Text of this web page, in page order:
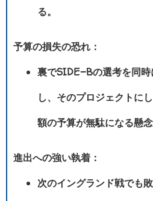
る。
予算の損失の恐れ：
裏でSIDE-Bの選考を同
し、そのプロジェクトに
額の予算が無駄になる懸
進出への強い執着：
次のイングランド戦でも